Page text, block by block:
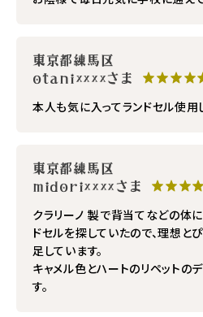
東京都練馬区
otani××××さま
本人も気に入ってランドセル使用
東京都練馬区
midori××××さま ★★★★
クラリーノ 製で背当てなどの体
ドセルを探していたので、理想と
足しています。
キャメル色とハートのリペットの
す。